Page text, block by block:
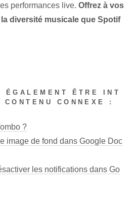
performances live. Offrez à vos
diversité musicale que Spotif
ÉGALEMENT ÊTRE INT
CONNEXE :
?
image de fond dans Google Doc
les notifications dans Go